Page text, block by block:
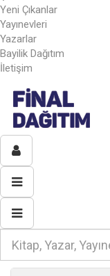
Yeni Çıkanlar
Yayınevleri
Yazarlar
Bayilik Dağıtım
İletişim